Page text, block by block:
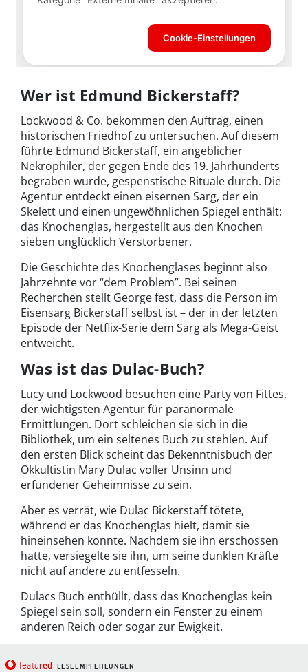
Wer ist Edmund Bickerstaff?
Lockwood & Co. bekommen den Auftrag, einen
historischen Friedhof zu untersuchen. Auf diesem
führte Edmund Bickerstaff, ein angeblicher
Nekrophiler, der gegen Ende des 19. Jahrhunderts
begraben wurde, gespenstische Rituale durch. Die
Agentur entdeckt einen eisernen Sarg, der ein
Skelett und einen ungewöhnlichen Spiegel enthält:
das Knochenglas, hergestellt aus den Knochen
sieben unglücklich Verstorbener.
Die Geschichte des Knochenglases beginnt also
Jahrzehnte vor “dem Problem”. Bei seinen
Recherchen stellt George fest, dass die Person im
Eisensarg Bickerstaff selbst ist – der in der letzten
Episode der Netflix-Serie dem Sarg als Mega-Geist
entweicht.
Was ist das Dulac-Buch?
Lucy und Lockwood besuchen eine Party von Fittes,
der wichtigsten Agentur für paranormale
Ermittlungen. Dort schleichen sie sich in die
Bibliothek, um ein seltenes Buch zu stehlen. Auf
den ersten Blick scheint das Bekenntnisbuch der
Okkultistin Mary Dulac voller Unsinn und
erfundener Geheimnisse zu sein.
Aber es verrät, wie Dulac Bickerstaff tötete,
während er das Knochenglas hielt, damit sie
hineinsehen konnte. Nachdem sie ihn erschossen
hatte, versiegelte sie ihn, um seine dunklen Kräfte
nicht auf andere zu entfesseln.
Dulacs Buch enthüllt, dass das Knochenglas kein
Spiegel sein soll, sondern ein Fenster zu einem
anderen Reich oder sogar zur Ewigkeit.
featured LESEEMPFEHLUNGEN